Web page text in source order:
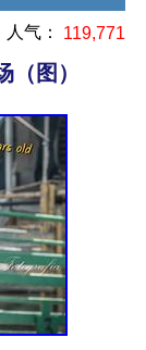
人气： 119,771
图）